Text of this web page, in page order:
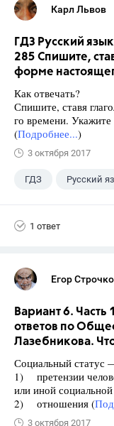
Карл Львов
ГДЗ Русский
285 Спишите,
форме
Как отвечать?
Спишите, ставя
го времени. Укажите
(Подробнее...)
3 октября 2017
ГДЗ Русский
1 ответ
Егор
Вариант 6.
ответов по
Лазебникова.
Социальный статус
1) претензии
или иной
2) отношения (
3 октября 2017